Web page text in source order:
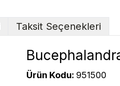
Taksit Seçenekleri
Ürün Kodu: 951500